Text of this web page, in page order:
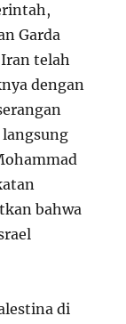
Garda
telah
dengan
langsung
bahwa
di